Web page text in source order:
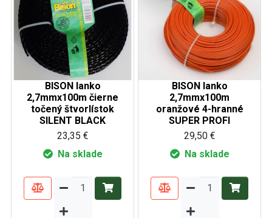
BISON lanko
2,7mmx100m čierne
točený štvorlístok
SILENT BLACK
23,35 €
Na sklade
BISON lanko
2,7mmx100m
oranžové 4-hranné
SUPER PROFI
29,50 €
Na sklade